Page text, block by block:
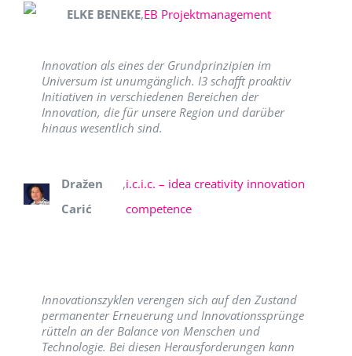
ELKE BENEKE,EB Projektmanagement
Innovation als eines der Grundprinzipien im
Universum ist unumgänglich. I3 schafft proaktiv
Initiativen in verschiedenen Bereichen der
Innovation, die für unsere Region und darüber
hinaus wesentlich sind.
Dražen
Carić
,i.c.i.c. – idea creativity innovation
competence
Innovationszyklen verengen sich auf den Zustand
permanenter Erneuerung und Innovationssprünge
rütteln an der Balance von Menschen und
Technologie. Bei diesen Herausforderungen kann